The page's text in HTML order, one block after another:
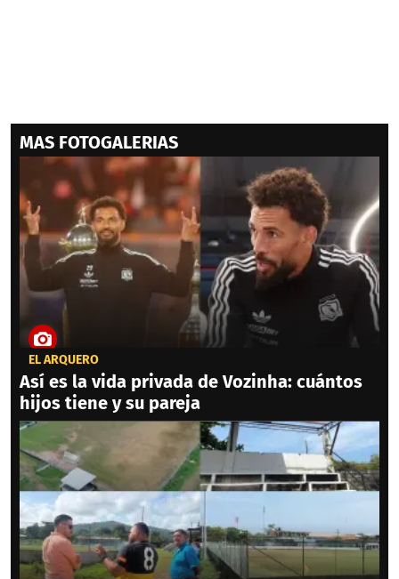
MAS FOTOGALERIAS
EL ARQUERO
Así es la vida privada de Vozinha: cuántos
hijos tiene y su pareja